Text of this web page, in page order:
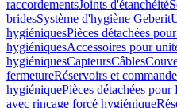
raccordementsJoints d'étanchéité
bridesSystème d'hygiène Geberit
hygiéniquesPièces détachées
hygiéniquesAccessoires pour
hygiéniquesCapteursCâbles
fermetureRéservoirs et
hygiéniquePièces détachées
avec rinçage forcé hygiénique